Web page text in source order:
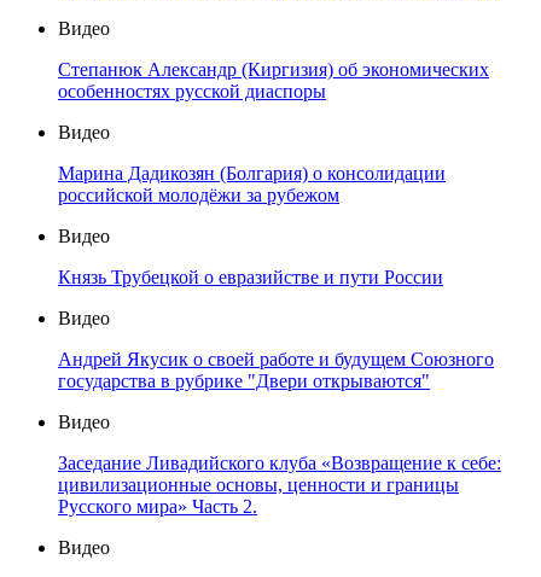
Видео
Степанюк Александр (Киргизия) об экономических
особенностях русской диаспоры
Видео
Марина Дадикозян (Болгария) о консолидации
российской молодёжи за рубежом
Видео
Князь Трубецкой о евразийстве и пути России
Видео
Андрей Якусик о своей работе и будущем Союзного
государства в рубрике "Двери открываются"
Видео
Заседание Ливадийского клуба «Возвращение к себе:
цивилизационные основы, ценности и границы
Русского мира» Часть 2.
Видео